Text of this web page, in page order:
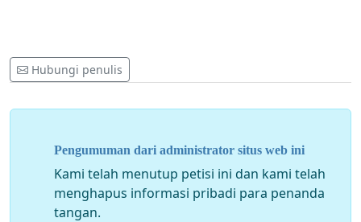
termasuk petani yang harus membeli air untuk mengaliri
sawahnya karena Irigasi yang rusak. Namun dalam
kenyataannya Anggota DPR hidupbergelimang
miskin. Oleh karena itu Pemberian Pensiun kepada Anggota
Peraturan yang mengatur Pemberian Pensiun bagi Anggota
DPR RIdicabut dan dibatalkan .
Hubungi penulis
Pengumuman dari administrator situs web ini
Kami telah menutup petisi ini dan kami telah
menghapus informasi pribadi para penanda
tangan.